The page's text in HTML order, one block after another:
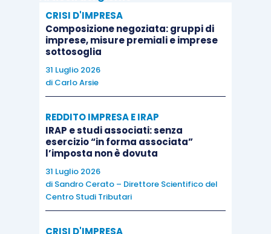
estinzione di cui all’articolo 305 c.p.c. e al di fuori
delle ipotesi di improcedibilità ai sensi della L.Fall.,
articoli 52 e 93 per le domande di credito, decorre
da quando la dichiarazione giudiziale
dell’interruzione stessa sia portata a conoscenza di
ciascuna parte; tale dichiarazione, ove già non
conosciuta nei casi di pronuncia in udienza ai sensi
dell’articolo 176 c.p.c., comma 2, va direttamente
interessato ovvero comunicata – ai predetti fini –
anche dall’ufficio giudiziario, potendo inoltre il
CRISI D'IMPRESA
Composizione negoziata: gruppi di
imprese, misure premiali e imprese
sottosoglia
31 Luglio 2026
di Carlo Arsie
REDDITO IMPRESA E IRAP
IRAP e studi associati: senza
esercizio “in forma associata”
l’imposta non è dovuta
31 Luglio 2026
di Sandro Cerato – Direttore Scientifico del
Centro Studi Tributari
CRISI D'IMPRESA